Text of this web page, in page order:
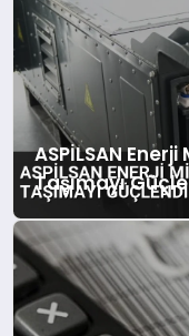
ASPİLSAN
Taşımayı